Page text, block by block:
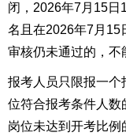
闭，2026年7月 15日
名且在2026年7月 15
审核仍未通过的，不
报考人员只限报一个
位符合报考条件人数
岗位未达到开考比